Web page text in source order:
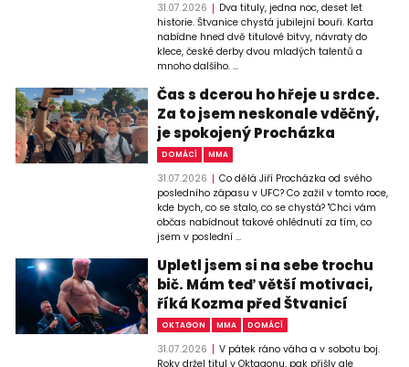
31.07.2026
Dva tituly, jedna noc, deset let
historie. Štvanice chystá jubilejní bouři. Karta
nabídne hned dvě titulové bitvy, návraty do
klece, české derby dvou mladých talentů a
mnoho dalšího. ...
Čas s dcerou ho hřeje u srdce.
Za to jsem neskonale vděčný,
je spokojený Procházka
DOMÁCÍ MMA
31.07.2026
Co dělá Jiří Procházka od svého
posledního zápasu v UFC? Co zažil v tomto roce,
kde bych, co se stalo, co se chystá? "Chci vám
občas nabídnout takové ohlédnutí za tím, co
jsem v poslední ...
Upletl jsem si na sebe trochu
bič. Mám teď větší motivaci,
říká Kozma před Štvanicí
OKTAGON MMA DOMÁCÍ
31.07.2026
V pátek ráno váha a v sobotu boj.
Roky držel titul v Oktagonu, pak přišly ale